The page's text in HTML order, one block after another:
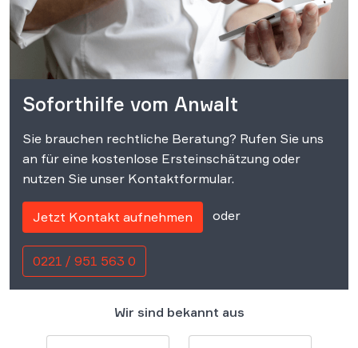
Soforthilfe vom Anwalt
Sie brauchen rechtliche Beratung? Rufen Sie uns
an für eine kostenlose Ersteinschätzung oder
nutzen Sie unser Kontaktformular.
Jetzt Kontakt aufnehmen oder
0221 / 951 563 0
Wir sind bekannt aus